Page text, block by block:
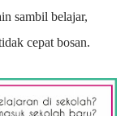
sambil belajar,
cepat bosan.